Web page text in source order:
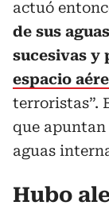
actuó
de sus
sucesivas y
espacio
terroristas”.
que
aguas
Hubo